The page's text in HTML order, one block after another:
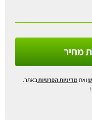
מחיר
ואתמדיניות הפרטיות באתר.